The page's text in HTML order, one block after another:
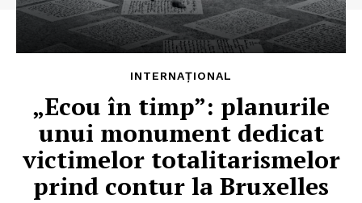
INTERNAȚIONAL
„Ecou în timp”: planurile
unui monument dedicat
victimelor totalitarismelor
prind contur la Bruxelles